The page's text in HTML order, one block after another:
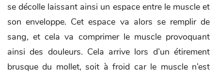
se décolle laissant ainsi un espace entre le muscle et
son enveloppe. Cet espace va alors se remplir de
sang, et cela va comprimer le muscle provoquant
ainsi des douleurs. Cela arrive lors d’un étirement
brusque du mollet, soit à froid car le muscle n’est